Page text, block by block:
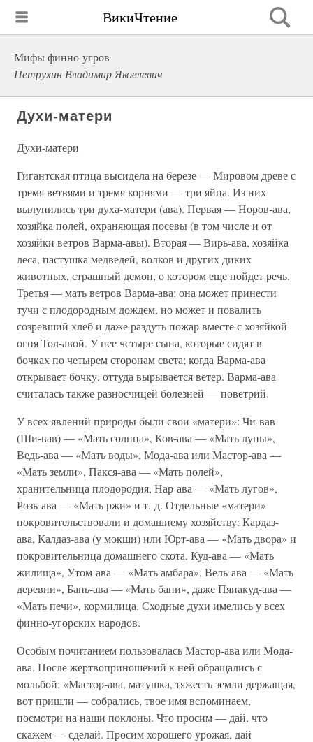
ВикиЧтение
Мифы финно-угров
Петрухин Владимир Яковлевич
Духи-матери
Духи-матери
Гигантская птица высидела на березе — Мировом древе с
тремя ветвями и тремя корнями — три яйца. Из них
вылупились три духа-матери (ава). Первая — Норов-ава,
хозяйка полей, охраняющая посевы (в том числе и от
хозяйки ветров Варма-авы). Вторая — Вирь-ава, хозяйка
леса, пастушка медведей, волков и других диких
животных, страшный демон, о котором еще пойдет речь.
Третья — мать ветров Варма-ава: она может принести
тучи с плодородным дождем, но может и повалить
созревший хлеб и даже раздуть пожар вместе с хозяйкой
огня Тол-авой. У нее четыре сына, которые сидят в
бочках по четырем сторонам света; когда Варма-ава
открывает бочку, оттуда вырывается ветер. Варма-ава
считалась также разносчицей болезней — поветрий.
У всех явлений природы были свои «матери»: Чи-вав
(Ши-вав) — «Мать солнца», Ков-ава — «Мать луны»,
Ведь-ава — «Мать воды», Мода-ава или Мастор-ава —
«Мать земли», Пакся-ава — «Мать полей»,
хранительница плодородия, Нар-ава — «Мать лугов»,
Розь-ава — «Мать ржи» и т. д. Отдельные «матери»
покровительствовали и домашнему хозяйству: Кардаз-
ава, Калдаз-ава (у мокши) или Юрт-ава — «Мать двора» и
покровительница домашнего скота, Куд-ава — «Мать
жилища», Утом-ава — «Мать амбара», Вель-ава — «Мать
деревни», Бань-ава — «Мать бани», даже Пянакуд-ава —
«Мать печи», кормилица. Сходные духи имелись у всех
финно-угорских народов.
Особым почитанием пользовалась Мастор-ава или Мода-
ава. После жертвоприношений к ней обращались с
мольбой: «Мастор-ава, матушка, тяжесть земли держащая,
вот пришли — собрались, твое имя вспоминаем,
посмотри на наши поклоны. Что просим — дай, что
скажем — сделай. Просим хорошего урожая, дай